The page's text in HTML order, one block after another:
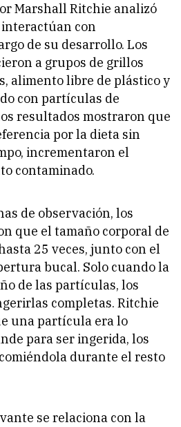
Marshall Ritchie analizó
interactúan con
de su desarrollo. Los
a grupos de grillos
alimento libre de plástico y
con partículas de
resultados mostraron que
por la dieta sin
incrementaron el
contaminado.
de observación, los
que el tamaño corporal de
25 veces, junto con el
bucal. Solo cuando la
de las partículas, los
completas. Ritchie
una partícula era lo
para ser ingerida, los
durante el resto
se relaciona con la